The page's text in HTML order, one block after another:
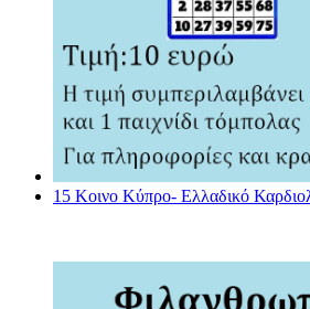
15 Κοινο Κύπρο- Ελλαδικό